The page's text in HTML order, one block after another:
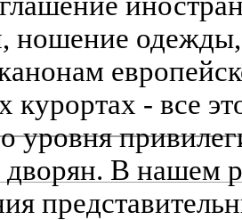
ношение
курортах - все
уровня
В нашем